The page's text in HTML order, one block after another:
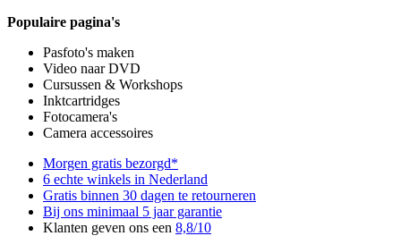
Populaire pagina's
Pasfoto's maken
Video naar DVD
Cursussen & Workshops
Inktcartridges
Fotocamera's
Camera accessoires
Morgen gratis bezorgd*
6 echte winkels in Nederland
Gratis binnen 30 dagen te retourneren
Bij ons minimaal 5 jaar garantie
Klanten geven ons een 8,8/10